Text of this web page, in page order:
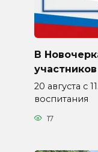
В
20 августа с
воспитания
17